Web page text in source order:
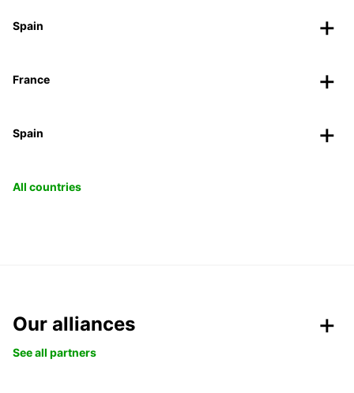
Spain
France
Spain
All countries
Our alliances
See all partners